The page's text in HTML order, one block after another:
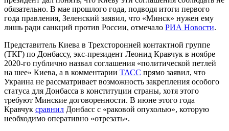
обязательно. В мае прошлого года, подводя итоги первого
года правления, Зеленский заявил, что «Минск» нужен ему
лишь ради санкций против России, отмечало РИА Новости.
Представитель Киева в Трехсторонней контактной группе
(ТКГ) по Донбассу, экс-президент Леонид Кравчук в ноябре
2020-го публично назвал соглашения «политической петлей
на шее» Киева, а в комментарии ТАСС прямо заявил, что
Украина не рассматривает возможность закрепления особого
статуса для Донбасса в конституции страны, хотя этого
требуют Минские договоренности. В июне этого года
Кравчук сравнил Донбасс с «раковой опухолью», которую
необходимо оперативно «отрезать».